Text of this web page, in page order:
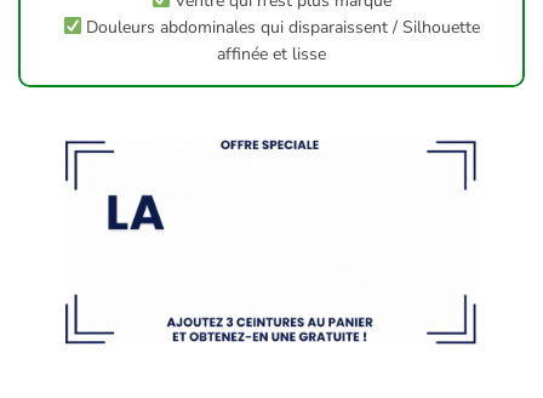
Douleurs abdominales qui disparaissent / Silhouette
affinée et lisse